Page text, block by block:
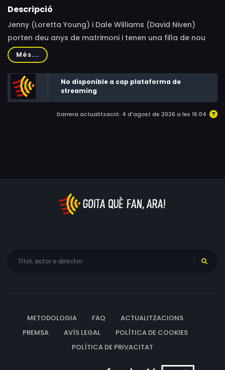
Howard Freeman, Libby Taylor
Descripció
Jenny (Loretta Young) i Dale Williams (David Niven)
porten deu anys de matrimoni i tenen una filla de nou
anys. Les seves vides transcorren normalment, però en
el seu desè aniversari sorprenentment decideixen que
volen divorciar-se...
Més...
No disponible a cap plataforma de
streaming
Darrera actualització: 4 d'agost de 2026 a les 16:04
METODOLOGIA FAQ
ACTUALITZACIONS
PREMSA
AVÍS LEGAL
POLÍTICA DE COOKIES
POLÍTICA DE PRIVACITAT